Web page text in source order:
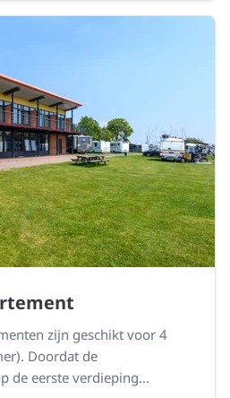
zijn geschikt voor 4
Doordat de
de eerste verdieping